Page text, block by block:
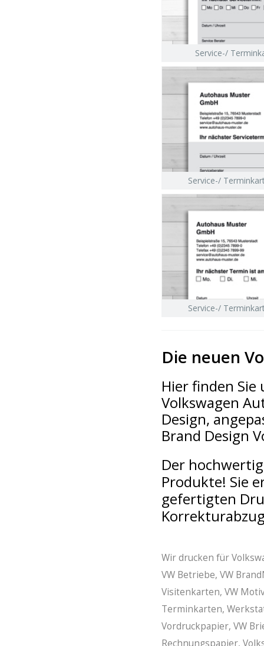
Service-/
Service-/
Service-/
Die neuen
Hier finden
Volkswagen
Design,
Brand Design
Der
Produkte! Sie
gefertigten
Wir drucken für
VW Betriebe, VW
Visitenkarten, VW
Terminkarten,
Vordruckpapier, VW
Rechnungspapier,